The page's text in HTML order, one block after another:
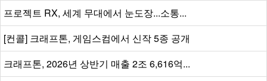
프로젝트 RX, 세계 무대에서 눈도장...소통...
[컨콜] 크래프톤, 게임스컴에서 신작 5종 공개
크래프톤, 2026년 상반기 매출 2조 6,616억...